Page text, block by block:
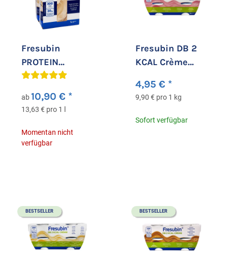
Fresubin
PROTEIN
ENERGY Drink
ab10,90 € *
13,63 € pro 1 l
Momentan nicht
verfügbar
Fresubin DB 2
KCAL Crème
4,95 € *
9,90 € pro 1 kg
Sofort verfügbar
BESTSELLER BESTSELLER